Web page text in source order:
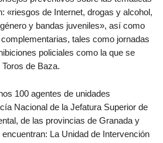
«riesgos de Internet, drogas y alcohol,
y bandas juveniles», así como
tales como jornadas
policiales como la que se
de Baza.
100 agentes de unidades
Nacional de la Jefatura Superior de
de las provincias de Granada y
La Unidad de Intervención